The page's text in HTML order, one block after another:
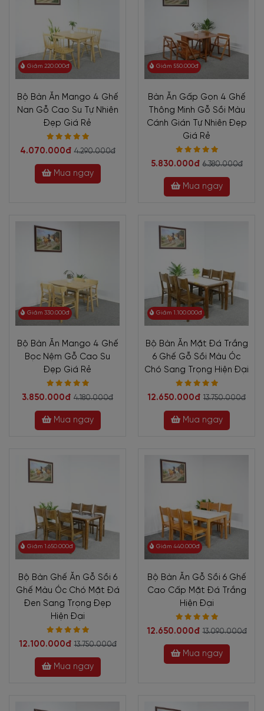
Giảm 220.000đ
Bộ Bàn Ăn Mango 4 Ghế
Nan Gỗ Cao Su Tự Nhiên
Đẹp Giá Rẻ
4.070.000đ 4.290.000đ
Mua ngay
Giảm 550.000đ
Bàn Ăn Gấp Gọn 4 Ghế
Thông Minh Gỗ Sồi Màu
Cánh Gián Tự Nhiên Đẹp
Giá Rẻ
5.830.000đ 6.380.000đ
Mua ngay
Giảm 330.000đ
Bộ Bàn Ăn Mango 4 Ghế
Bọc Nệm Gỗ Cao Su
Đẹp Giá Rẻ
3.850.000đ 4.180.000đ
Mua ngay
Giảm 1.100.000đ
Bộ Bàn Ăn Mặt Đá Trắng
6 Ghế Gỗ Sồi Màu Óc
Chó Sang Trọng Hiện Đại
12.650.000đ 13.750.000đ
Mua ngay
Giảm 1.650.000đ
Bộ Bàn Ghế Ăn Gỗ Sồi 6
Ghế Màu Óc Chó Mặt Đá
Đen Sang Trọng Đẹp
Hiện Đại
12.100.000đ 13.750.000đ
Mua ngay
Giảm 440.000đ
Bộ Bàn Ăn Gỗ Sồi 6 Ghế
Cao Cấp Mặt Đá Trắng
Hiện Đại
12.650.000đ 13.090.000đ
Mua ngay